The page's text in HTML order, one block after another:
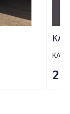
Дизель
12